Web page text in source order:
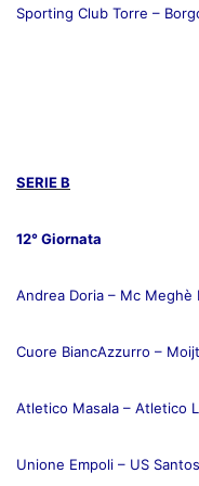
Sporting Club Torre –
SERIE B
12° Giornata
Andrea Doria – Mc Meghè
Cuore BiancAzzurro –
Atletico Masala – Atletico
Unione Empoli – US